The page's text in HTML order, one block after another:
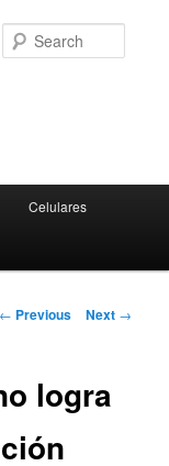
Celulares
Post
← Previous Next →
logra